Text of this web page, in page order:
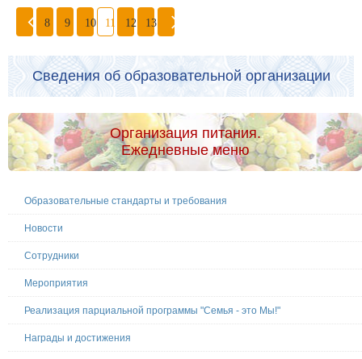
8 9 10 11 12 13
Сведения об образовательной организации
Организация питания.
Ежедневные меню
Образовательные стандарты и требования
Новости
Сотрудники
Мероприятия
Реализация парциальной программы "Семья - это Мы!"
Награды и достижения